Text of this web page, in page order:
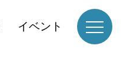
イベント